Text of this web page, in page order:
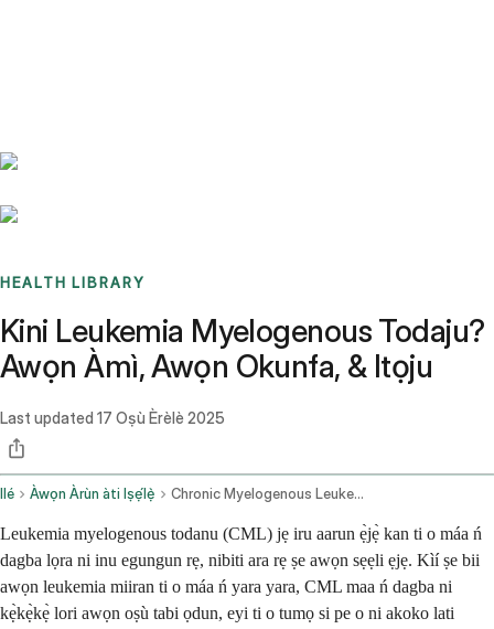
HEALTH LIBRARY
Kini Leukemia Myelogenous Todaju?
Awọn Àmì, Awọn Okunfa, & Itọju
Last updated 17 Oṣù Èrèlè 2025
Ilé Àwọn Àrùn àti Iṣẹ́lẹ̀ Chronic Myelogenous Leukemia
Leukemia myelogenous todanu (CML) jẹ iru aarun ẹ̀jẹ̀ kan ti o máa ń
dagba lọra ni inu egungun rẹ, nibiti ara rẹ ṣe awọn sẹẹli ẹjẹ. Kìí ṣe bii
awọn leukemia miiran ti o máa ń yara yara, CML maa ń dagba ni
kẹ̀kẹ̀kẹ̀ lori awọn oṣù tabi ọdun, eyi ti o tumọ si pe o ni akoko lati